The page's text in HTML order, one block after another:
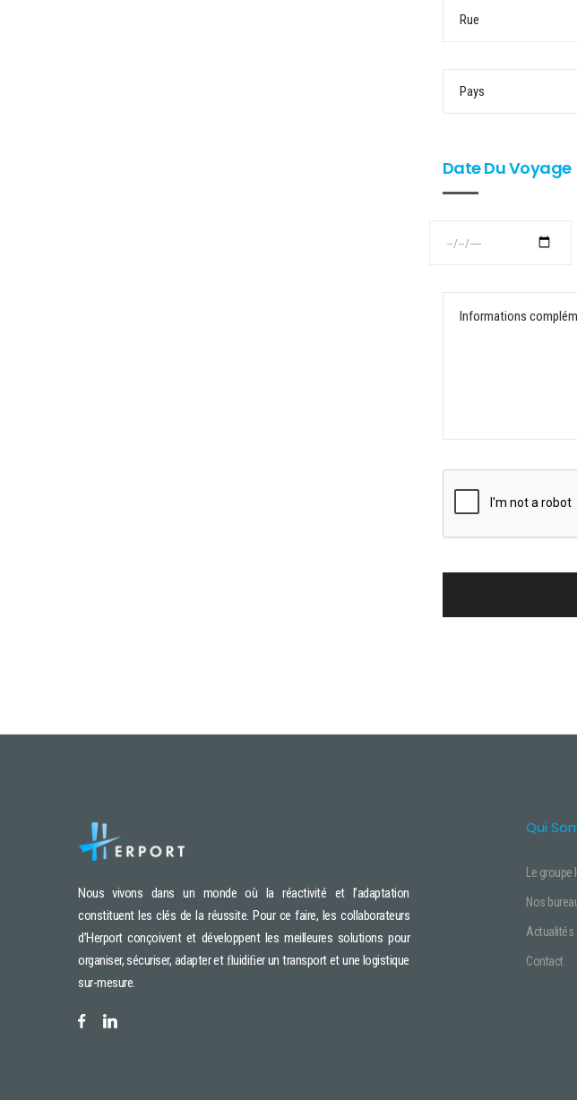
Date Du Voyage
Nous vivons dans un monde où la réactivité et l’adaptation
constituent les clés de la réussite. Pour ce faire, les collaborateurs
d’Herport conçoivent et développent les meilleures solutions pour
organiser, sécuriser, adapter et ﬂuidiﬁer un transport et une logistique
sur-mesure.
Qui
Le
Nos
Actualités
Contact